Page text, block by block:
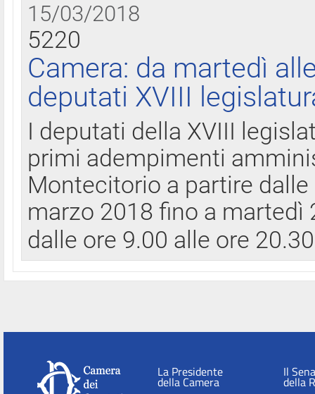
15/03/2018
5220
Camera: da martedì
deputati XVIII
I deputati della XVIII
primi adempimenti
Montecitorio a partire
marzo 2018 fino a
dalle ore 9.00 alle ore
La Presidente
della Camera
Il
della